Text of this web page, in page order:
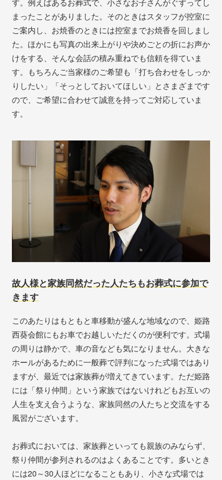
す。例えばあるお葬式で、小さなお子さんがぐずってし
まったことがありました。そのときはスタッフが控室に
ご案内し、お焼香のときには控室までお焼香を回しまし
た。ほかにも写真の出来上がりや決めごとの折にお声か
けをする、そんな会話の積み重ねでも信頼を得ていま
す。もちろんご当家様のご希望も「打ち合わせをしっか
りしたい」「そっとしておいてほしい」とさまざまです
ので、ご希望に合わせて誠意を持ってご対応していま
す。
故人様と家族同然だった人たちもお葬式に参加で
きます
このあたりはもともと車移動が盛んな地域なので、姫路
西葵会館にもお車でお越しいただくのが便利です。式場
の周りは静かで、車の音なども気になりません。大きな
ホールがあるために一般葬で評判になった式場ではあり
ますが、最近では家族葬が増えてきています。ただ姫路
には「祭り仲間」という家族ではないけれどもお互いの
人生を支え合うような、家族同然の人たちと交流をする
風習がございます。
お葬式においては、家族葬といっても親族のみならず、
祭り仲間が参列されるのはよくあることです。多いとき
には20～30人ほどになることもあり、小さな式場では